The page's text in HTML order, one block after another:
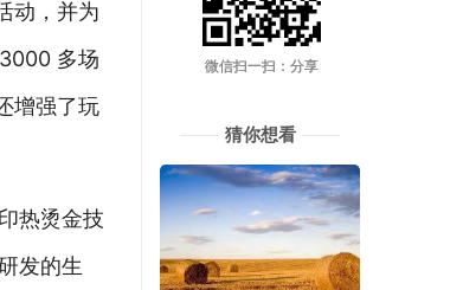
动，并为
多场
增强了玩
热烫金技
发的生
微信扫一扫：分享
猜你想看